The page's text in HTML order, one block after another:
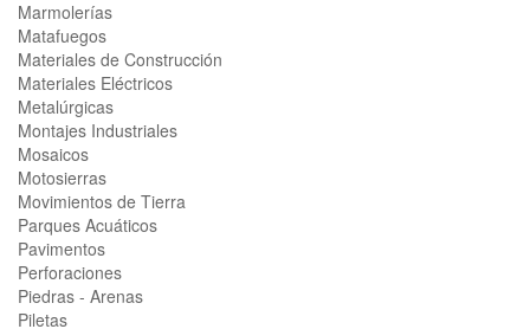
Marmolerías
Matafuegos
Materiales de Construcción
Materiales Eléctricos
Metalúrgicas
Montajes Industriales
Mosaicos
Motosierras
Movimientos de Tierra
Parques Acuáticos
Pavimentos
Perforaciones
Piedras - Arenas
Piletas